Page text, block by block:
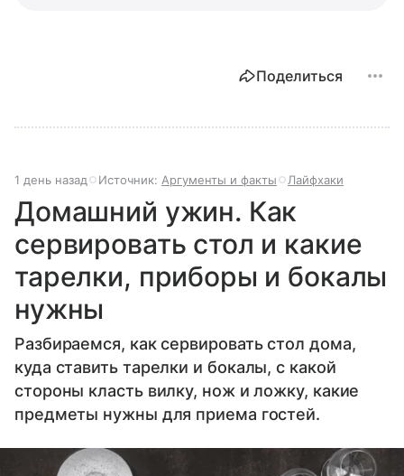
Поделиться
1 день назад Источник: Аргументы и факты Лайфхаки
Домашний ужин. Как
сервировать стол и какие
тарелки, приборы и бокалы
нужны
Разбираемся, как сервировать стол дома,
куда ставить тарелки и бокалы, с какой
стороны класть вилку, нож и ложку, какие
предметы нужны для приема гостей.